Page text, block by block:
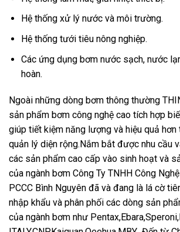
Hệ thống xử lý nước và môi trường.
Hệ thống tưới tiêu nông nghiệp.
Các ứng dụng bơm nước sạch, nước
hoàn.
Ngoài những dòng bơm thông thường
sản phẩm bơm công nghệ cao tích hợp
giúp tiết kiệm năng lượng và hiệu quả
quản lý diện rộng.Nắm bắt được nhu cầu
các sản phẩm cao cấp vào sinh hoạt và
của ngành bơm Công Ty TNHH Công
PCCC Bình Nguyên đã và đang là lá cờ
nhập khẩu và phân phối các dòng sản
của ngành bơm như